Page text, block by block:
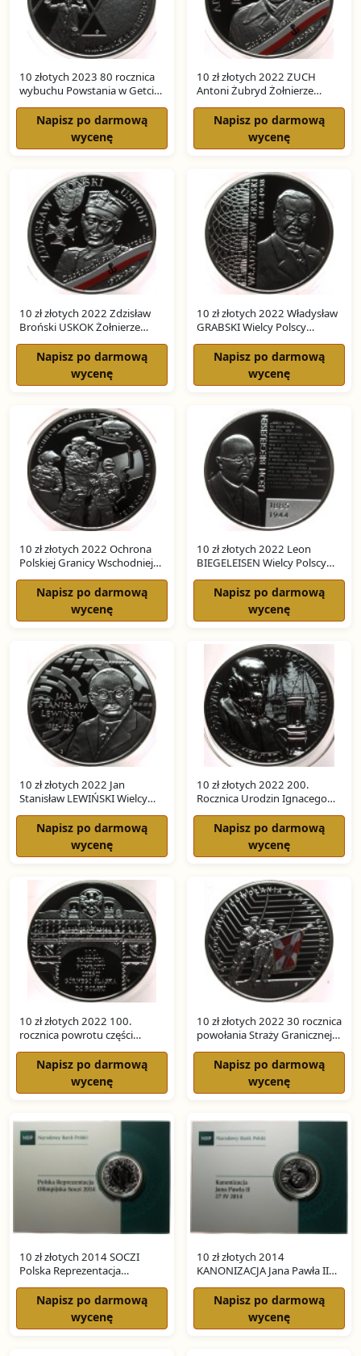
10 złotych 2023 80 rocznica
wybuchu Powstania w Getcie
Warszawskim SREBRO
Napisz po darmową
wycenę
10 zł złotych 2022 ZUCH
Antoni Żubryd Żołnierze
Niezłomni SREBRO
Napisz po darmową
wycenę
10 zł złotych 2022 Zdzisław
Broński USKOK Żołnierze
Napisz po darmową
wycenę
10 zł złotych 2022 Władysław
GRABSKI Wielcy Polscy
Napisz po darmową
wycenę
10 zł złotych 2022 Ochrona
Polskiej Granicy Wschodniej
SREBRO
Napisz po darmową
wycenę
10 zł złotych 2022 Leon
BIEGELEISEN Wielcy Polscy
Ekonomiści SREBRO
Napisz po darmową
wycenę
10 zł złotych 2022 Jan
Stanisław LEWIŃSKI Wielcy
Polscy Ekonomiści SREBRO
Napisz po darmową
wycenę
10 zł złotych 2022 200.
Rocznica Urodzin Ignacego
Łukasiewicza SREBRO
Napisz po darmową
wycenę
10 zł złotych 2022 100.
rocznica powrotu części
Górnego Śląska SREBRO
Napisz po darmową
wycenę
10 zł złotych 2022 30 rocznica
powołania Straży Granicznej
SREBRO
Napisz po darmową
wycenę
10 zł złotych 2014 SOCZI
Polska Reprezentacja
Olimpijska SREBRO
Napisz po darmową
wycenę
10 zł złotych 2014
KANONIZACJA Jana Pawła II
SREBRO
Napisz po darmową
wycenę